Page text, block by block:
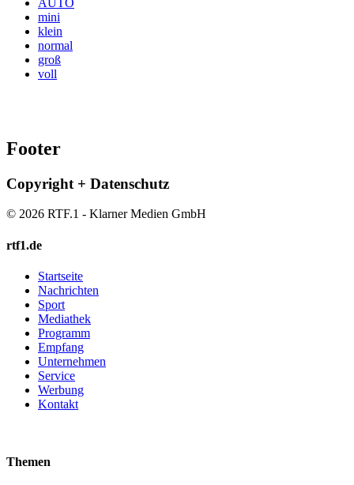
mini
klein
normal
groß
voll
Footer
Copyright + Datenschutz
© 2026 RTF.1 - Klarner Medien GmbH
rtf1.de
Startseite
Nachrichten
Sport
Mediathek
Programm
Empfang
Unternehmen
Service
Werbung
Kontakt
Themen